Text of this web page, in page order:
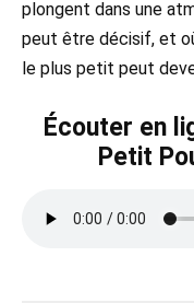
plongent dans une
peut être décisif, et
le plus petit peut
Écouter en
Petit